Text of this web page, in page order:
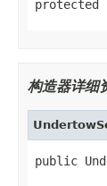
protected
构造器详细
public